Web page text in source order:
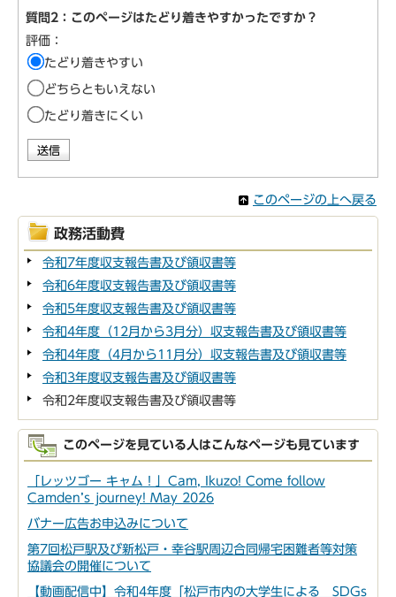
質問2：このページはたどり着きやすかったですか？
評価：
たどり着きやすい
どちらともいえない
たどり着きにくい
このページの上へ戻る
政務活動費
令和7年度収支報告書及び領収書等
令和6年度収支報告書及び領収書等
令和5年度収支報告書及び領収書等
令和4年度（12月から3月分）収支報告書及び領収書等
令和4年度（4月から11月分）収支報告書及び領収書等
令和3年度収支報告書及び領収書等
令和2年度収支報告書及び領収書等
このページを見ている人はこんなページも見ています
「レッツゴー キャム！」Cam, Ikuzo! Come follow
Camden’s journey! May 2026
バナー広告お申込みについて
第7回松戸駅及び新松戸・幸谷駅周辺合同帰宅困難者等対策
協議会の開催について
【動画配信中】令和4年度「松戸市内の大学生による SDGs